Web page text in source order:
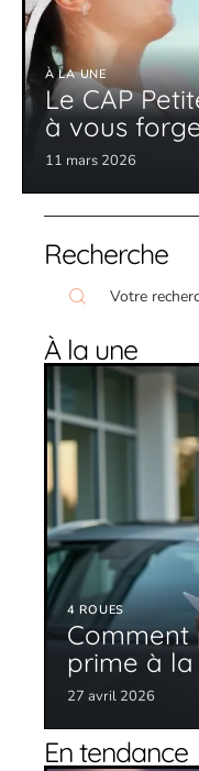
À LA UNE
Le CAP
à vous
11 mars 2026
Recherche
À la une
4 ROUES
prime à la
27 avril 2026
En tendance